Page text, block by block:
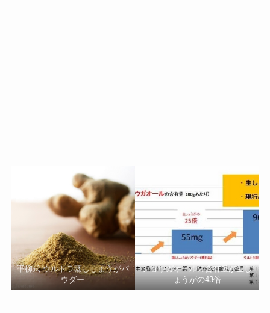
平柳式 ウルトラ蒸ししょうがパ
ウダー
ショウガオールの含有量が生し
ょうがの43倍